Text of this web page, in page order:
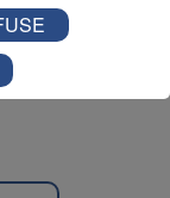
et qualité